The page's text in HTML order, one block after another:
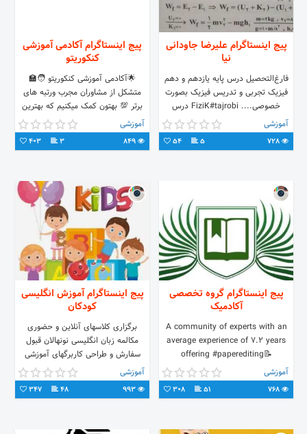
پیج اینستاگرام علیرضا جاودانی
نیا
فارغ‌التحصیل درس پایه یازدهم و دهم
فیزیک تجربی و تدریس فیزیک بصورت
خصوصی.... FiziK#tajrobi درس
زیست دو پایه هم دریس داده میشود و
دروس عمومی....
آموزشی
5
54
پیج اینستاگرام آکادمی آموزشی
کنکوریتو
🌟آکادمی آموزشی کنکوریتو 🧑‍🏫
متشکل از مشاوران مجرب ورتبه های
برتر 💯 بهتون کمک میکنیم که بهترین
خودتون باشین پاسخگویی به سوالات و
رزرو مشاوره⬅️ دایرکت
آموزشی
3
403
پیج اینستاگرام گروه تخصصی
آکادمیک
A community of experts with an
average experience of 7.2 years
offering #paperediting📝
#graphicdesign
#graphicalabstract🎨
#statistical_analysis📊, etc.
آموزشی
51
308
پیج اینستاگرام آموزش انگلیسی
کودکان
برگزاری کلاسهای آنلاین و حضوری
مکالمه زبان انگلیسی نونهالان قبول
سفارش و طراحی کاربرگهای آموزشی
انگلیسی کودکان ،ترجمه و تهیه کتاب
های انگلیسی کودکان
آموزشی
48
347